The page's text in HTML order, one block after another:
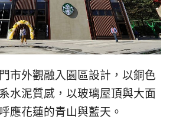
市外觀融入園區設計，以銅色
水泥質感，以玻璃屋頂與大面
應花蓮的青山與藍天。